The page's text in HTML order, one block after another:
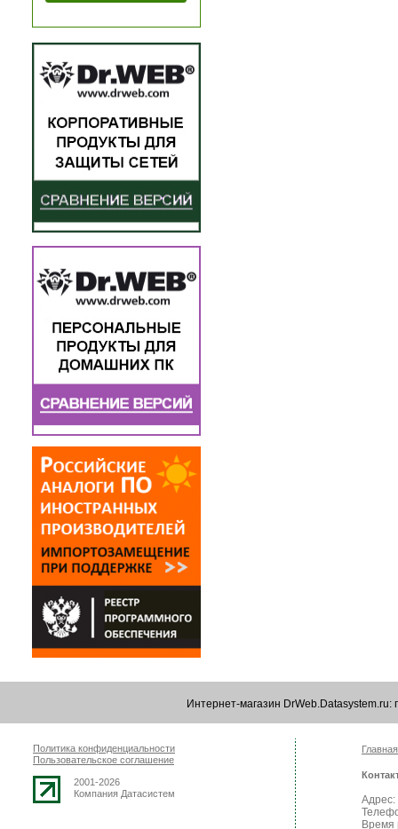
Интернет-магазин
Политика конфиденциальности
Пользовательское соглашение
2001-2026
Компания Датасистем
Главная
Адрес:
Время